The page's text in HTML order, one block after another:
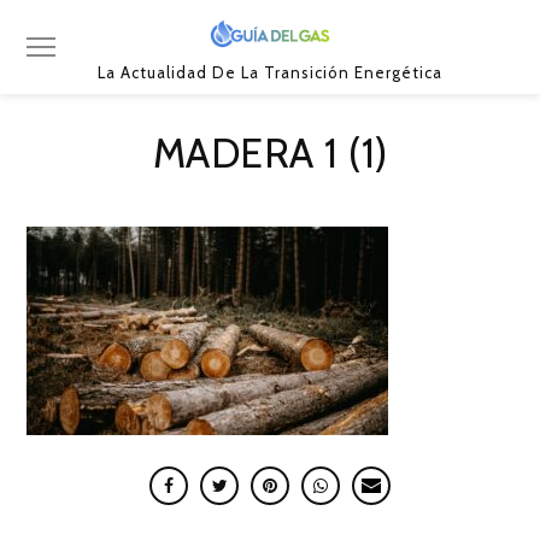
La Actualidad De La Transición Energética
MADERA 1 (1)